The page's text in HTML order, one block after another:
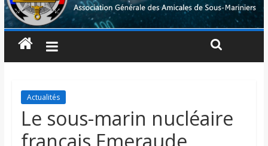
Actualités
Le sous-marin nucléaire